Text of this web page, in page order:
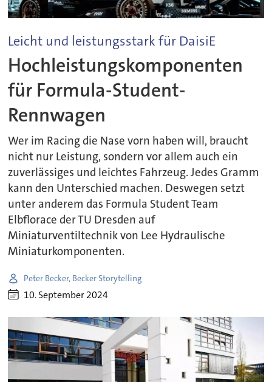
Leicht und leistungsstark für DaisiE
Hochleistungskomponenten
für Formula-Student-
Rennwagen
Wer im Racing die Nase vorn haben will, braucht
nicht nur Leistung, sondern vor allem auch ein
zuverlässiges und leichtes Fahrzeug. Jedes Gramm
kann den Unterschied machen. Deswegen setzt
unter anderem das Formula Student Team
Elbflorace der TU Dresden auf
Miniaturventiltechnik von Lee Hydraulische
Miniaturkomponenten.
Peter Becker, Becker Storytelling
10. September 2024